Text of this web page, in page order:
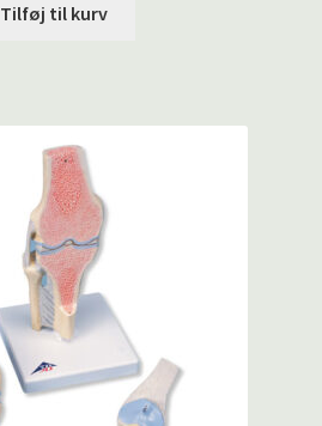
Tilføj til kurv